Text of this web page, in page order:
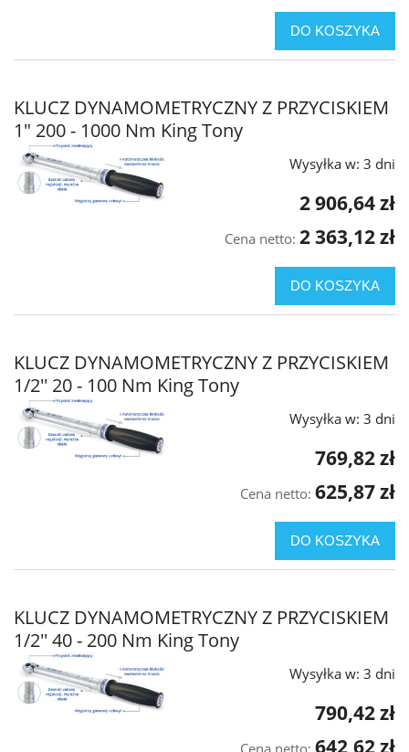
DO KOSZYKA
KLUCZ DYNAMOMETRYCZNY Z PRZYCISKIEM
1" 200 - 1000 Nm King Tony
Wysyłka w: 3 dni
2 906,64 zł
Cena netto: 2 363,12 zł
DO KOSZYKA
KLUCZ DYNAMOMETRYCZNY Z PRZYCISKIEM
1/2'' 20 - 100 Nm King Tony
Wysyłka w: 3 dni
769,82 zł
Cena netto: 625,87 zł
DO KOSZYKA
KLUCZ DYNAMOMETRYCZNY Z PRZYCISKIEM
1/2'' 40 - 200 Nm King Tony
Wysyłka w: 3 dni
790,42 zł
Cena netto: 642,62 zł